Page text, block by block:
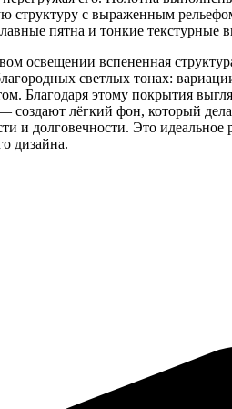
структуру с выраженным
пятна и тонкие текстурные
освещении вспененная
светлых тонах:
Благодаря этому покрытия
создают лёгкий фон, который
и долговечности. Это идеальное
дизайна.